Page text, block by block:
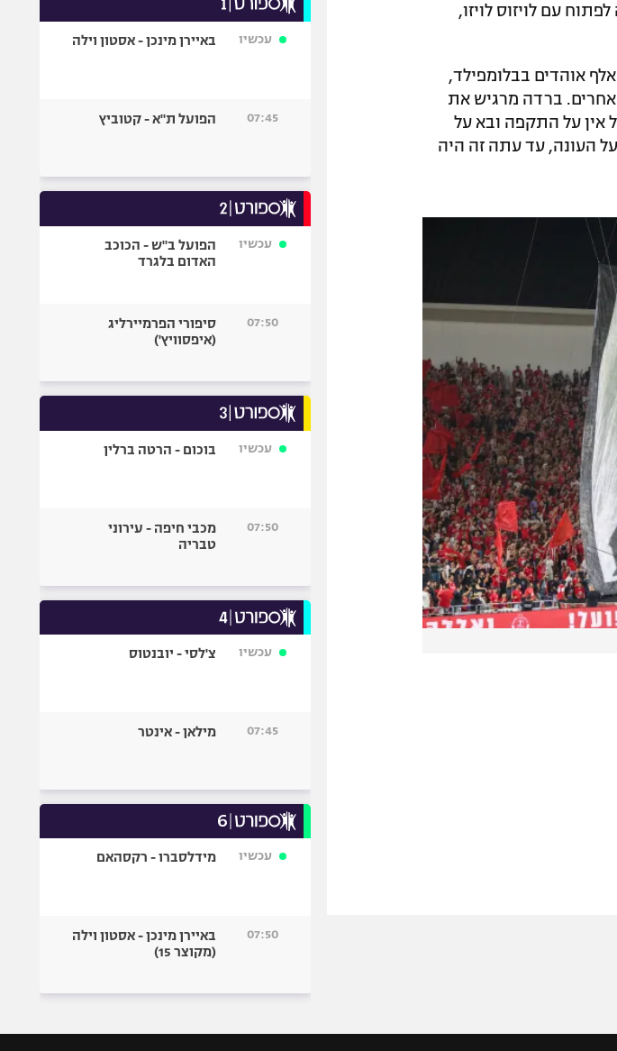
עם לויזוס לויזו,
וכן, החזרה של האדומים לקדמת הבמה מתבטאת גם ביציעים. שוב 18 אלף אוהדים בבלומפילד,
ברדה מרגיש את
אין על התקפה ובא על
העונה, עד עתה זה היה
עכשיו באיירן מינכן - אסטון וילה
07:45 הפועל ת"א - קטוביץ
עכשיו
הפועל ב"ש - הכוכב
האדום בלגרד
07:50
סיפורי הפרמיירליג
(איפסוויץ')
עכשיו בוכום - הרטה ברלין
07:50
מכבי חיפה - עירוני
טבריה
עכשיו צ'לסי - יובנטוס
07:45 מילאן - אינטר
עכשיו מידלסברו - רקסהאם
07:50
באיירן מינכן - אסטון וילה
(מקוצר 15)